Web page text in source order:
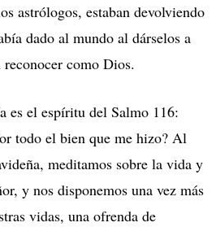
astrólogos, estaban devolviendo
dado al mundo al dárselos a
como Dios.
es el espíritu del Salmo 116:
todo el bien que me hizo? Al
meditamos sobre la vida y
y nos disponemos una vez más
vidas, una ofrenda de